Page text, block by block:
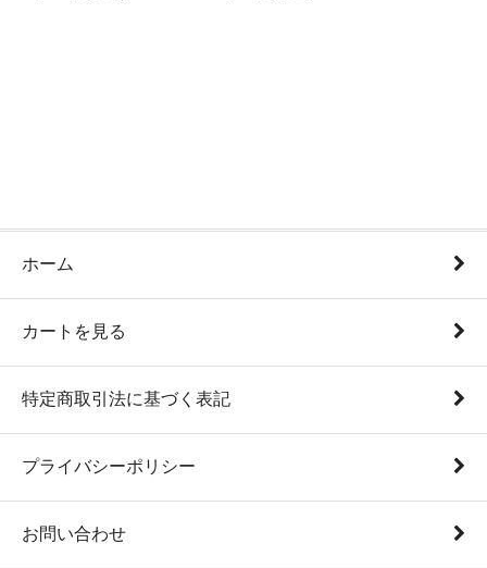
ホーム
カートを見る
特定商取引法に基づく表記
プライバシーポリシー
お問い合わせ